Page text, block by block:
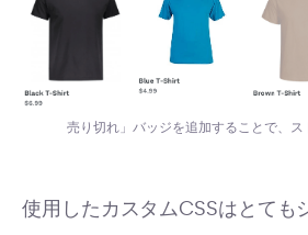
売り切れ」バッジを追加することで、ス
使用したカスタムCSSはとても